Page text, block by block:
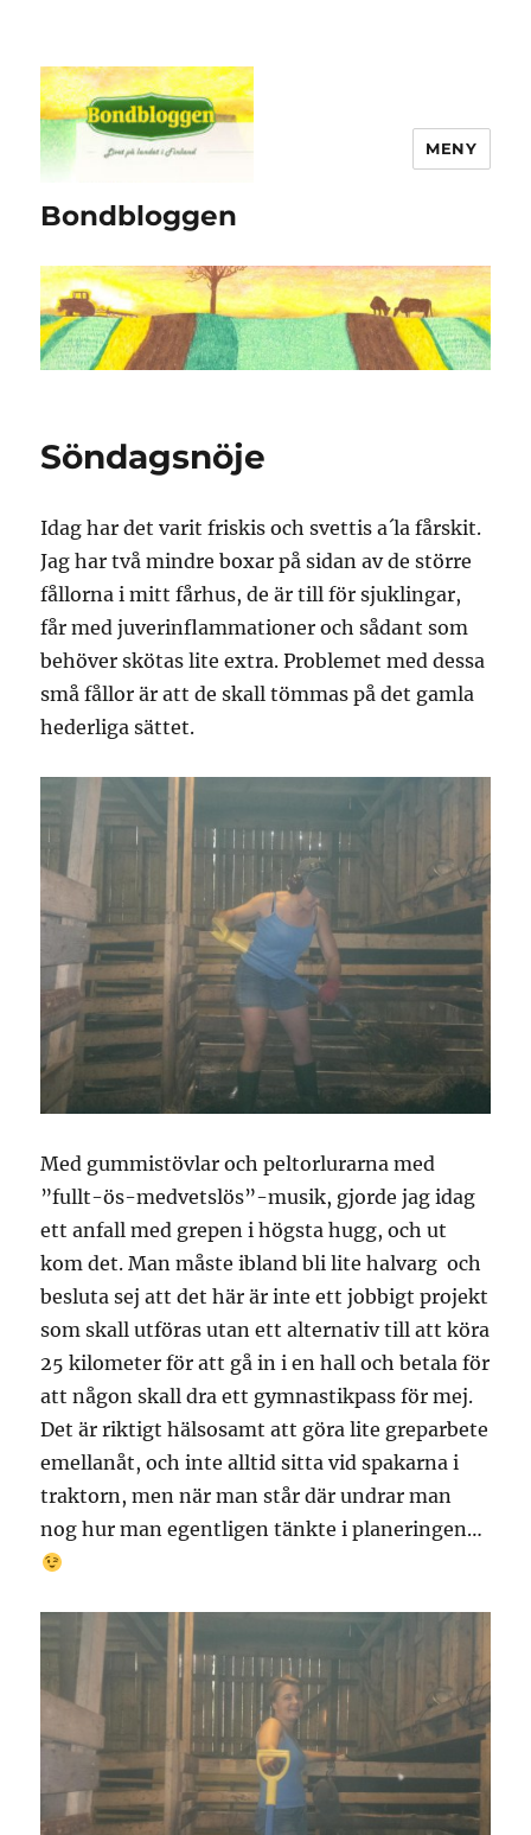
Bondbloggen
MENY
Söndagsnöje
Idag har det varit friskis och svettis a´la fårskit.
Jag har två mindre boxar på sidan av de större
fållorna i mitt fårhus, de är till för sjuklingar,
får med juverinflammationer och sådant som
behöver skötas lite extra. Problemet med dessa
små fållor är att de skall tömmas på det gamla
hederliga sättet.
Med gummistövlar och peltorlurarna med
”fullt-ös-medvetslös”-musik, gjorde jag idag
ett anfall med grepen i högsta hugg, och ut
kom det. Man måste ibland bli lite halvarg och
besluta sej att det här är inte ett jobbigt projekt
som skall utföras utan ett alternativ till att köra
25 kilometer för att gå in i en hall och betala för
att någon skall dra ett gymnastikpass för mej.
Det är riktigt hälsosamt att göra lite greparbete
emellanåt, och inte alltid sitta vid spakarna i
traktorn, men när man står där undrar man
nog hur man egentligen tänkte i planeringen…